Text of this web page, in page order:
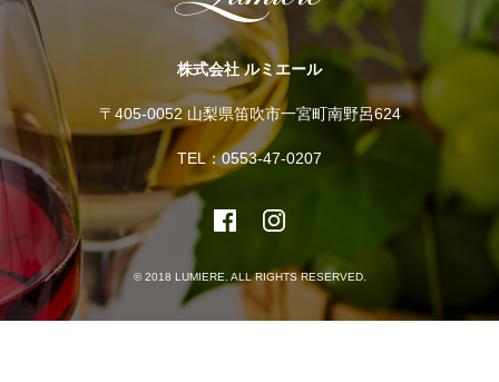
株式会社 ルミエール
〒405-0052 山梨県笛吹市一宮町南野呂624
TEL：0553-47-0207
© 2018 LUMIERE. ALL RIGHTS RESERVED.